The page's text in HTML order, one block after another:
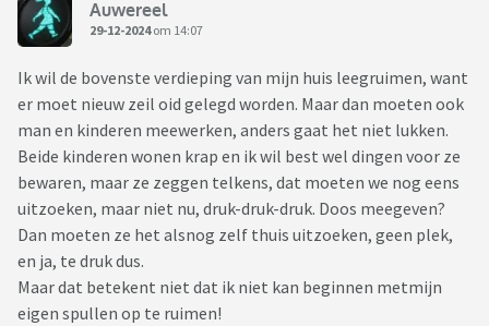
Auwereel
29-12-2024om 14:07
Ik wil de bovenste verdieping van mijn huis leegruimen, want
er moet nieuw zeil oid gelegd worden. Maar dan moeten ook
man en kinderen meewerken, anders gaat het niet lukken.
Beide kinderen wonen krap en ik wil best wel dingen voor ze
bewaren, maar ze zeggen telkens, dat moeten we nog eens
uitzoeken, maar niet nu, druk-druk-druk. Doos meegeven?
Dan moeten ze het alsnog zelf thuis uitzoeken, geen plek,
en ja, te druk dus.
Maar dat betekent niet dat ik niet kan beginnen metmijn
eigen spullen op te ruimen!